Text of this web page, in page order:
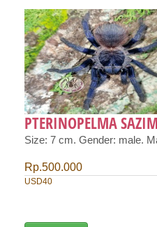
PTERINOPELMA
Size: 7 cm. Gender: male.
Rp.500.000
USD40